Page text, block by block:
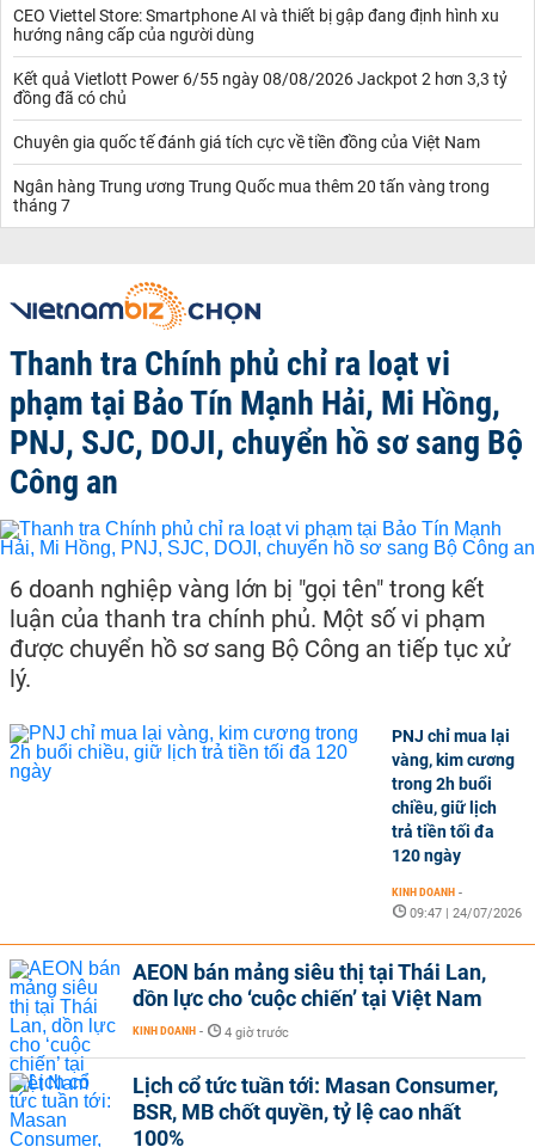
CEO Viettel Store: Smartphone AI và thiết bị gập đang định hình xu
hướng nâng cấp của người dùng
Kết quả Vietlott Power 6/55 ngày 08/08/2026 Jackpot 2 hơn 3,3 tỷ
đồng đã có chủ
Chuyên gia quốc tế đánh giá tích cực về tiền đồng của Việt Nam
Ngân hàng Trung ương Trung Quốc mua thêm 20 tấn vàng trong
tháng 7
Thanh tra Chính phủ chỉ ra loạt vi
phạm tại Bảo Tín Mạnh Hải, Mi Hồng,
PNJ, SJC, DOJI, chuyển hồ sơ sang Bộ
Công an
6 doanh nghiệp vàng lớn bị "gọi tên" trong kết
luận của thanh tra chính phủ. Một số vi phạm
được chuyển hồ sơ sang Bộ Công an tiếp tục xử
lý.
PNJ chỉ mua lại
vàng, kim cương
trong 2h buổi
chiều, giữ lịch
trả tiền tối đa
120 ngày
KINH DOANH -
09:47 | 24/07/2026
AEON bán mảng siêu thị tại Thái Lan,
dồn lực cho ‘cuộc chiến’ tại Việt Nam
KINH DOANH - 4 giờ trước
Lịch cổ tức tuần tới: Masan Consumer,
BSR, MB chốt quyền, tỷ lệ cao nhất
100%